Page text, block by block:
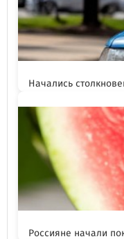
Начались
Россияне начали